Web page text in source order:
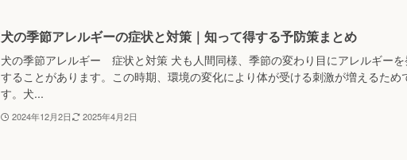
犬の季節アレルギーの症状と対策｜知って得する予防策まとめ
犬の季節アレルギー 症状と対策 犬も人間同様、季節の変わり目にアレルギーを
することがあります。この時期、環境の変化により体が受ける刺激が増えるため
す。犬...
2024年12月2日 2025年4月2日